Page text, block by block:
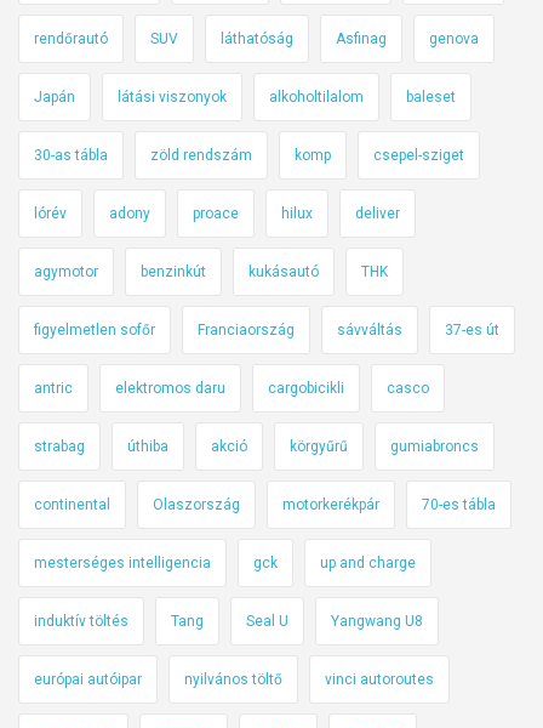
rendőrautó SUV láthatóság Asfinag genova
Japán látási viszonyok alkoholtilalom baleset
30-as tábla zöld rendszám komp csepel-sziget
lórév adony proace hilux deliver
agymotor benzinkút kukásautó THK
figyelmetlen sofőr Franciaország sávváltás 37-es út
antric elektromos daru cargobicikli casco
strabag úthiba akció körgyűrű gumiabroncs
continental Olaszország motorkerékpár 70-es tábla
mesterséges intelligencia gck up and charge
induktív töltés Tang Seal U Yangwang U8
európai autóipar nyilvános töltő vinci autoroutes